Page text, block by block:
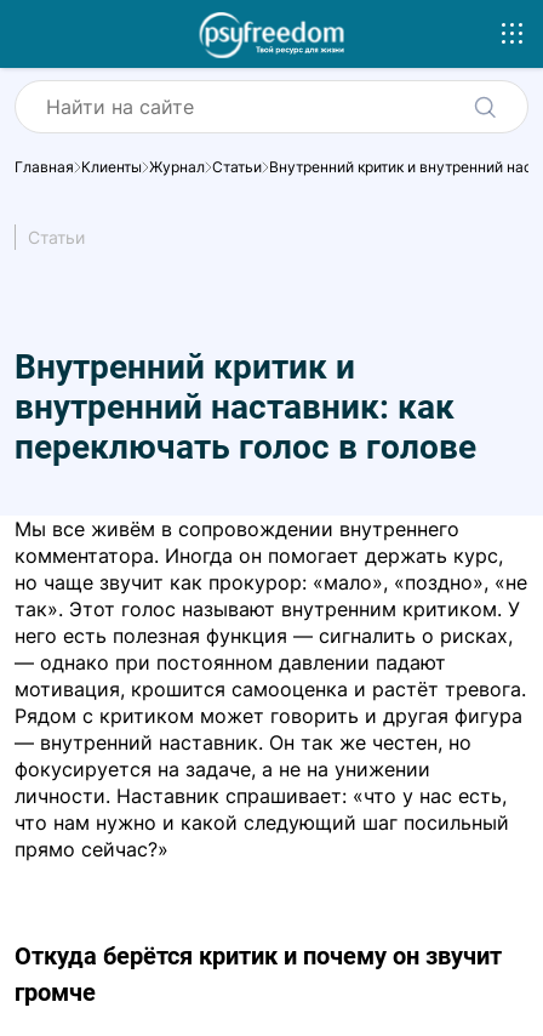
Главная Клиенты Журнал Статьи Внутренний критик и внутренний
Статьи
Внутренний критик и
внутренний наставник: как
переключать голос в голове
Мы все живём в сопровождении внутреннего
комментатора. Иногда он помогает держать курс,
но чаще звучит как прокурор: «мало», «поздно», «не
так». Этот голос называют внутренним критиком. У
него есть полезная функция — сигналить о рисках,
— однако при постоянном давлении падают
мотивация, крошится самооценка и растёт тревога.
Рядом с критиком может говорить и другая фигура
— внутренний наставник. Он так же честен, но
фокусируется на задаче, а не на унижении
личности. Наставник спрашивает: «что у нас есть,
что нам нужно и какой следующий шаг посильный
прямо сейчас?»
Откуда берётся критик и почему он звучит
громче